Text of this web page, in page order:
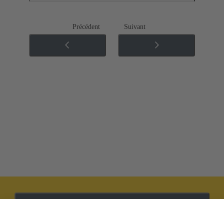
Précédent Suivant